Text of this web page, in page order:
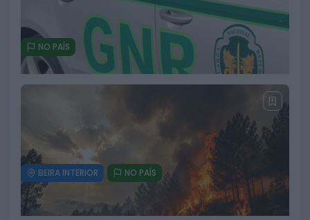
NO PAÍS
Primeiro prémio do EuroDreams sai
em Portugal e garante 20 mil euros
BEIRA INTERIOR NO PAÍS
GNR intensifica fiscalização da
velocidade até 9 de agosto